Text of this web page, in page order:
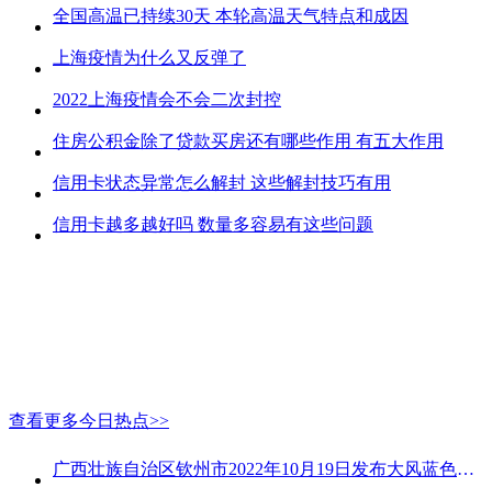
全国高温已持续30天 本轮高温天气特点和成因
上海疫情为什么又反弹了
2022上海疫情会不会二次封控
住房公积金除了贷款买房还有哪些作用 有五大作用
信用卡状态异常怎么解封 这些解封技巧有用
信用卡越多越好吗 数量多容易有这些问题
查看更多今日热点>>
广西壮族自治区钦州市2022年10月19日发布大风蓝色预警